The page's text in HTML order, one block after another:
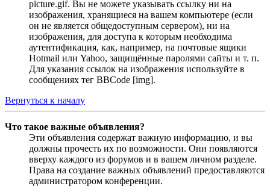
picture.gif. Вы не можете указывать ссылку ни на
изображения, хранящиеся на вашем компьютере (если
он не является общедоступным сервером), ни на
изображения, для доступа к которым необходима
аутентификация, как, например, на почтовые ящики
Hotmail или Yahoo, защищённые паролями сайты и т. п.
Для указания ссылок на изображения используйте в
сообщениях тег BBCode [img].
Вернуться к началу
Что такое важные объявления?
Эти объявления содержат важную информацию, и вы
должны прочесть их по возможности. Они появляются
вверху каждого из форумов и в вашем личном разделе.
Права на создание важных объявлений предоставляются
администратором конференции.